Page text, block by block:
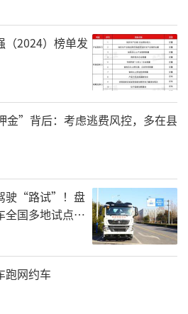
（2024）榜单发
金”背后：考虑逃费风控，多在县
驶“路试”！盘
全国多地试点之
跑网约车